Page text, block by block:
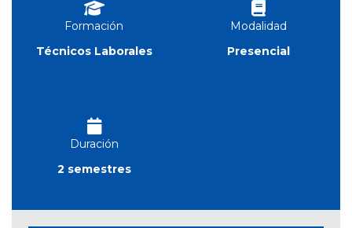
Formación
Técnicos Laborales
Modalidad
Presencial
Duración
2 semestres